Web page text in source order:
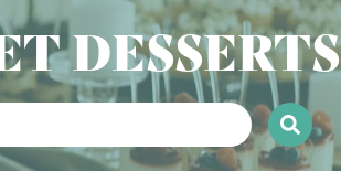
DESSERTS